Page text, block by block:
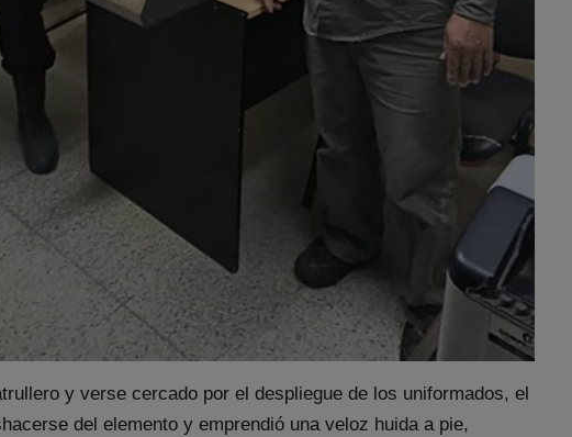
y verse cercado por el despliegue de los uniformados, el
del elemento y emprendió una veloz huida a pie,